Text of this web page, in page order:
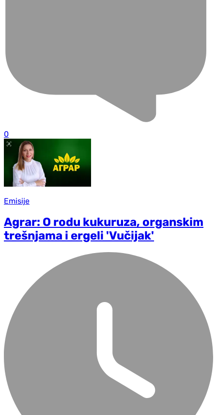
0
Emisije
Agrar: O rodu kukuruza, organskim
trešnjama i ergeli 'Vučijak'